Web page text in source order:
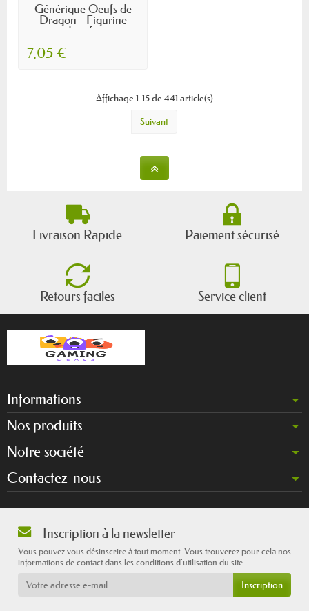
Générique Oeufs de
Dragon - Figurine
doeuf...
7,05 €
Affichage 1-15 de 441 article(s)
Suivant
Livraison Rapide Paiement sécurisé
Retours faciles Service client
Informations
Nos produits
Notre société
Contactez-nous
Inscription à la newsletter
Vous pouvez vous désinscrire à tout moment. Vous trouverez pour cela nos
informations de contact dans les conditions d'utilisation du site.